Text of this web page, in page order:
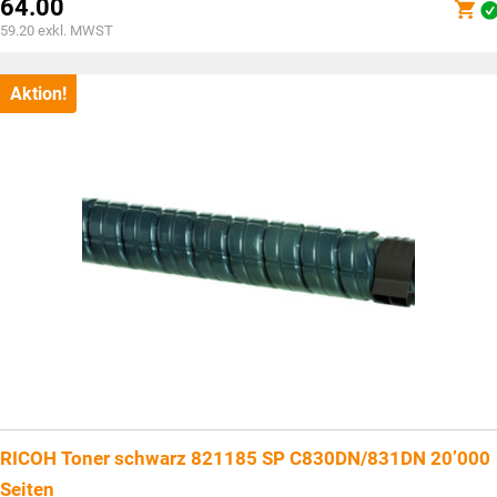
war:
CHF82.15
64.00
Aktueller
ist:
CHF64.00.
59.20 exkl. MWST
Aktion!
RICOH Toner schwarz 821185 SP C830DN/831DN 20’000
Seiten